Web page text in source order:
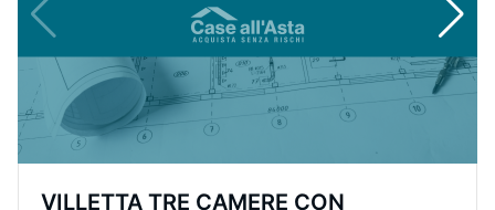
VILLETTA TRE CAMERE CON